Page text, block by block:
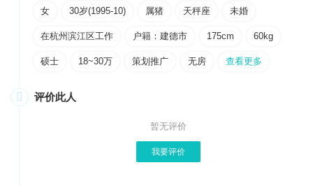
女 30岁(1995-10) 属猪 天秤座 未婚
在杭州滨江区工作 户籍：建德市 175cm 60kg
硕士 18~30万 策划推广 无房 查看更多
 评价此人
暂无评价
我要评价